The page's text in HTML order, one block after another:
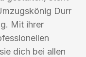
Durr
Mit ihrer
dich bei allen